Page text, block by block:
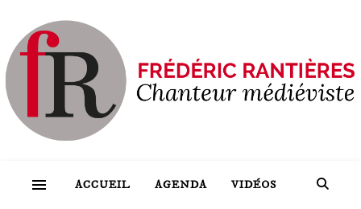
ACCUEIL AGENDA VIDÉOS